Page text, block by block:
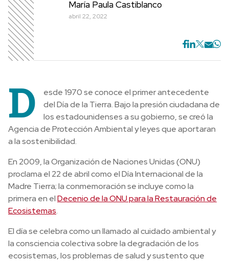
María Paula Castiblanco
abril 22, 2022
D
esde 1970 se conoce el primer antecedente
del Día de la Tierra. Bajo la presión ciudadana de
los estadounidenses a su gobierno, se creó la
Agencia de Protección Ambiental y leyes que aportaran
a la sostenibilidad.
En 2009, la Organización de Naciones Unidas (ONU)
proclama el 22 de abril como el Día Internacional de la
Madre Tierra; la conmemoración se incluye como la
primera en elDecenio de la ONU para la Restauración de
Ecosistemas.
El día se celebra como un llamado al cuidado ambiental y
la consciencia colectiva sobre la degradación de los
ecosistemas, los problemas de salud y sustento que